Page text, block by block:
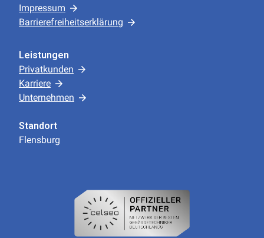
Impressum
Barrierefreiheitserklärung
Leistungen
Privatkunden
Karriere
Unternehmen
Standort
Flensburg